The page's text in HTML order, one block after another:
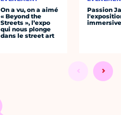
On a vu, on a aimé
« Beyond the
Streets », l’expo
qui nous plonge
dans le street art
Passion